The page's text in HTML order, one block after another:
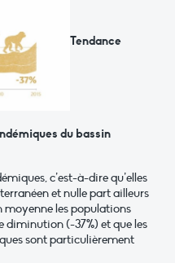
Tendance
du bassin
c’est-à-dire qu’elles
et nulle part ailleurs
moyenne les populations
diminution (-37%) et que les
sont particulièrement